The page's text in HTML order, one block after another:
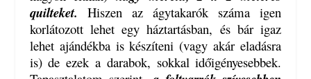
quilteket. Hiszen az ágytakarók száma igen
korlátozott lehet egy háztartásban, és bár igaz
lehet ajándékba is készíteni (vagy akár eladásra
is) de ezek a darabok, sokkal időigényesebbek.